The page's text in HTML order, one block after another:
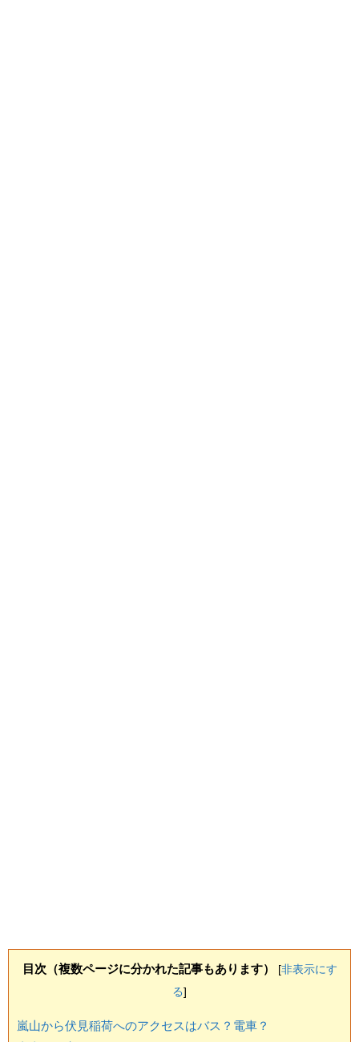
目次（複数ページに分かれた記事もあります） [非表示にす
る]
嵐山から伏見稲荷へのアクセスはバス？電車？